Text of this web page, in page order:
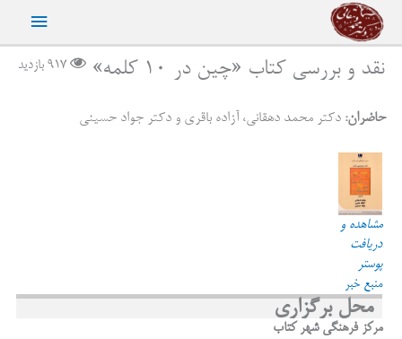
محتوا
فهرست
اصلی
نقد و بررسی کتاب «چین در ۱۰ کلمه»
حاضران: دکتر محمد دهقانی، آزاده باقری و دکتر جواد حسینی
مشاهده و
دریافت
پوستر
منبع خبر
محل برگزاری
مرکز فرهنگی شهر کتاب